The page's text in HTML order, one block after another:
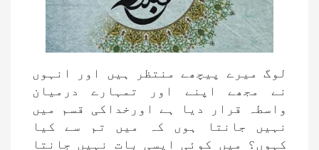
لوگ میرے پیچھے منتظر ہیں اور انہوں
نے مجھے اپنے اور تمہارے درمیان
واسطہ قرار دیا ہے اورخداکی قسم میں
نہیں جانتا ہوں کہ میں تم سے کیا
کہوں؟ میں کوئی ایسی بات نہیں جانتا